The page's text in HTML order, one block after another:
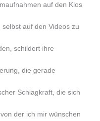
auf den Klos
auf den Videos zu
schildert ihre
die gerade
Schlagkraft, die sich
der ich mir wünschen